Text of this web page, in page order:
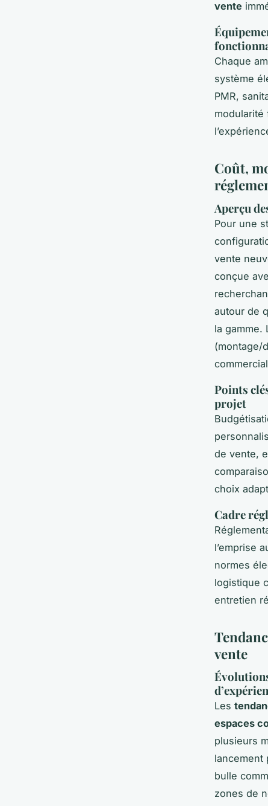
vente
Chaque
système
PMR,
modularité
Coût,
Aperçu
Pour une
vente
conçue
autour de
la gamme.
(montage/
Points
projet
de vente,
choix
Cadre
l’emprise
normes
logistique
entretien
vente
Les
espaces
plusieurs
lancement
bulle
zones de